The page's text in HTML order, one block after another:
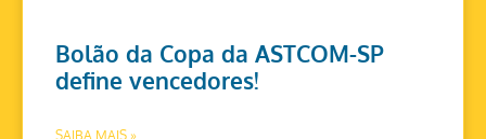
Bolão da Copa da ASTCOM-SP
define vencedores!
SAIBA MAIS »